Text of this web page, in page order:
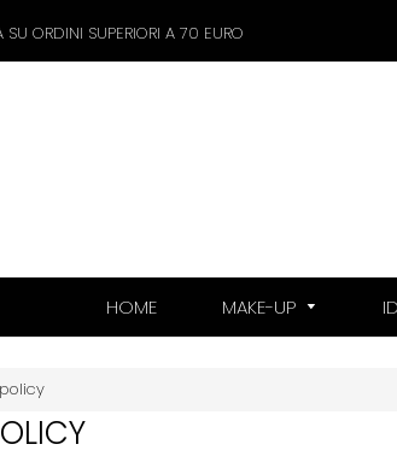
SU ORDINI SUPERIORI A 70 EURO
HOME MAKE-UP